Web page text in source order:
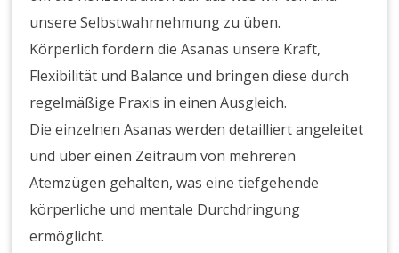
unsere Selbstwahrnehmung zu üben.
Körperlich fordern die Asanas unsere Kraft,
Flexibilität und Balance und bringen diese durch
regelmäßige Praxis in einen Ausgleich.
Die einzelnen Asanas werden detailliert angeleitet
und über einen Zeitraum von mehreren
Atemzügen gehalten, was eine tiefgehende
körperliche und mentale Durchdringung
ermöglicht.